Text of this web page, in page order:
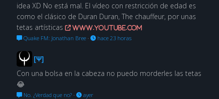
idea XD No está mal. El vídeo con restricción de edad es
como el clásico de Duran Duran, The chauffeur, por unas
tetas artísticas
www.youtube.com
Quake FM: Jonathan Bree· hace 23 horas
[Ψ]
Con una bolsa en la cabeza no puedo morderles las tetas
😂
No. ¿Verdad que no?· ayer